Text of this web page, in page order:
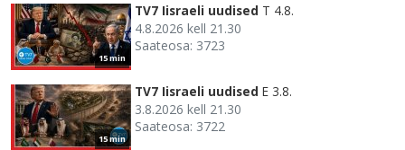
15 min
TV7 Iisraeli uudised T 4.8.
4.8.2026 kell 21.30
Saateosa: 3723
15 min
TV7 Iisraeli uudised E 3.8.
3.8.2026 kell 21.30
Saateosa: 3722